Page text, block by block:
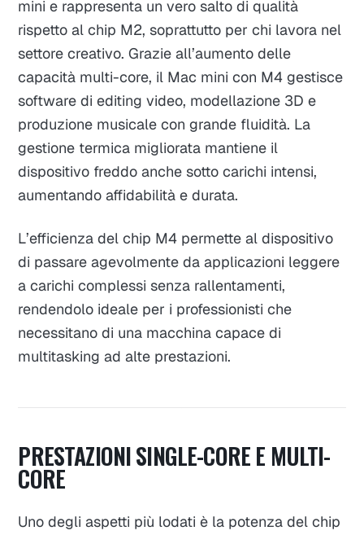
mini e rappresenta un vero salto di qualità
rispetto al chip M2, soprattutto per chi lavora nel
settore creativo. Grazie all’aumento delle
capacità multi-core, il Mac mini con M4 gestisce
software di editing video, modellazione 3D e
produzione musicale con grande fluidità. La
gestione termica migliorata mantiene il
dispositivo freddo anche sotto carichi intensi,
aumentando affidabilità e durata.
L’efficienza del chip M4 permette al dispositivo
di passare agevolmente da applicazioni leggere
a carichi complessi senza rallentamenti,
rendendolo ideale per i professionisti che
necessitano di una macchina capace di
multitasking ad alte prestazioni.
PRESTAZIONI SINGLE-CORE E MULTI-
CORE
Uno degli aspetti più lodati è la potenza del chip